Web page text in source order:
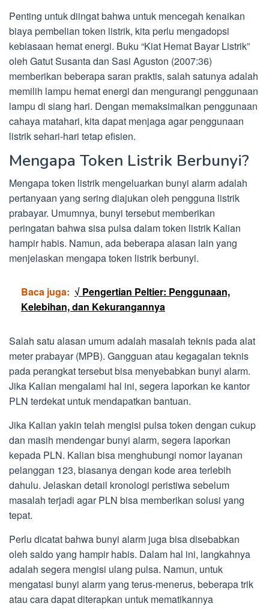
Penting untuk diingat bahwa untuk mencegah kenaikan
biaya pembelian token listrik, kita perlu mengadopsi
kebiasaan hemat energi. Buku “Kiat Hemat Bayar Listrik”
oleh Gatut Susanta dan Sasi Aguston (2007:36)
memberikan beberapa saran praktis, salah satunya adalah
memilih lampu hemat energi dan mengurangi penggunaan
lampu di siang hari. Dengan memaksimalkan penggunaan
cahaya matahari, kita dapat menjaga agar penggunaan
listrik sehari-hari tetap efisien.
Mengapa Token Listrik Berbunyi?
Mengapa token listrik mengeluarkan bunyi alarm adalah
pertanyaan yang sering diajukan oleh pengguna listrik
prabayar. Umumnya, bunyi tersebut memberikan
peringatan bahwa sisa pulsa dalam token listrik Kalian
hampir habis. Namun, ada beberapa alasan lain yang
menjelaskan mengapa token listrik berbunyi.
Baca juga: √ Pengertian Peltier: Penggunaan,
Kelebihan, dan Kekurangannya
Salah satu alasan umum adalah masalah teknis pada alat
meter prabayar (MPB). Gangguan atau kegagalan teknis
pada perangkat tersebut bisa menyebabkan bunyi alarm.
Jika Kalian mengalami hal ini, segera laporkan ke kantor
PLN terdekat untuk mendapatkan bantuan.
Jika Kalian yakin telah mengisi pulsa token dengan cukup
dan masih mendengar bunyi alarm, segera laporkan
kepada PLN. Kalian bisa menghubungi nomor layanan
pelanggan 123, biasanya dengan kode area terlebih
dahulu. Jelaskan detail kronologi peristiwa sebelum
masalah terjadi agar PLN bisa memberikan solusi yang
tepat.
Perlu dicatat bahwa bunyi alarm juga bisa disebabkan
oleh saldo yang hampir habis. Dalam hal ini, langkahnya
adalah segera mengisi ulang pulsa. Namun, untuk
mengatasi bunyi alarm yang terus-menerus, beberapa trik
atau cara dapat diterapkan untuk mematikannya